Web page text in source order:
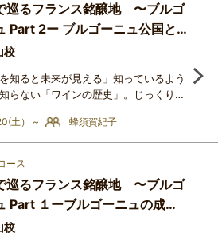
話題の小規模ドメーヌの卓越したシャ
ュなど、吉田さおりの拘りにぜひご期
い!!＜講座をお勧め
巡るフランス銘醸地 〜ブルゴ
Part 2ー ブルゴーニュ公国と
ー
校
を知ると未来が見える」知っているよう
らない「ワインの歴史」。じっくりと
グラスの中の「今」を切り取るだけで
そのワインが辿ってきたストーリーを
で、美味しさは何倍にも膨らむもので
、ボルドー、ブルゴーニュ、シャンパ
焦点を当て、各産地がどのようにして
なり得たのか、
土） ~ 蜂須賀紀子
ース
巡るフランス銘醸地 〜ブルゴ
Part １ーブルゴーニュの成り
発展ー
校